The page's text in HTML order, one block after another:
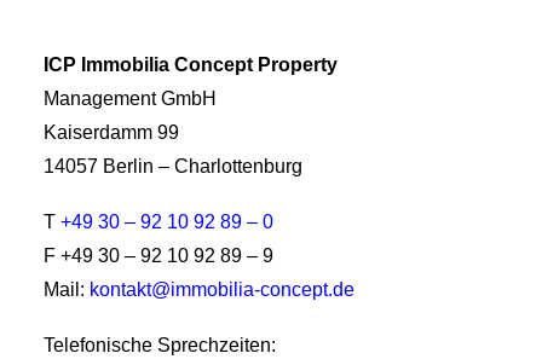
ICP Immobilia Concept Property
Management GmbH
Kaiserdamm 99
14057 Berlin – Charlottenburg
T +49 30 – 92 10 92 89 – 0
F +49 30 – 92 10 92 89 – 9
Mail: kontakt@immobilia-concept.de
Telefonische Sprechzeiten: